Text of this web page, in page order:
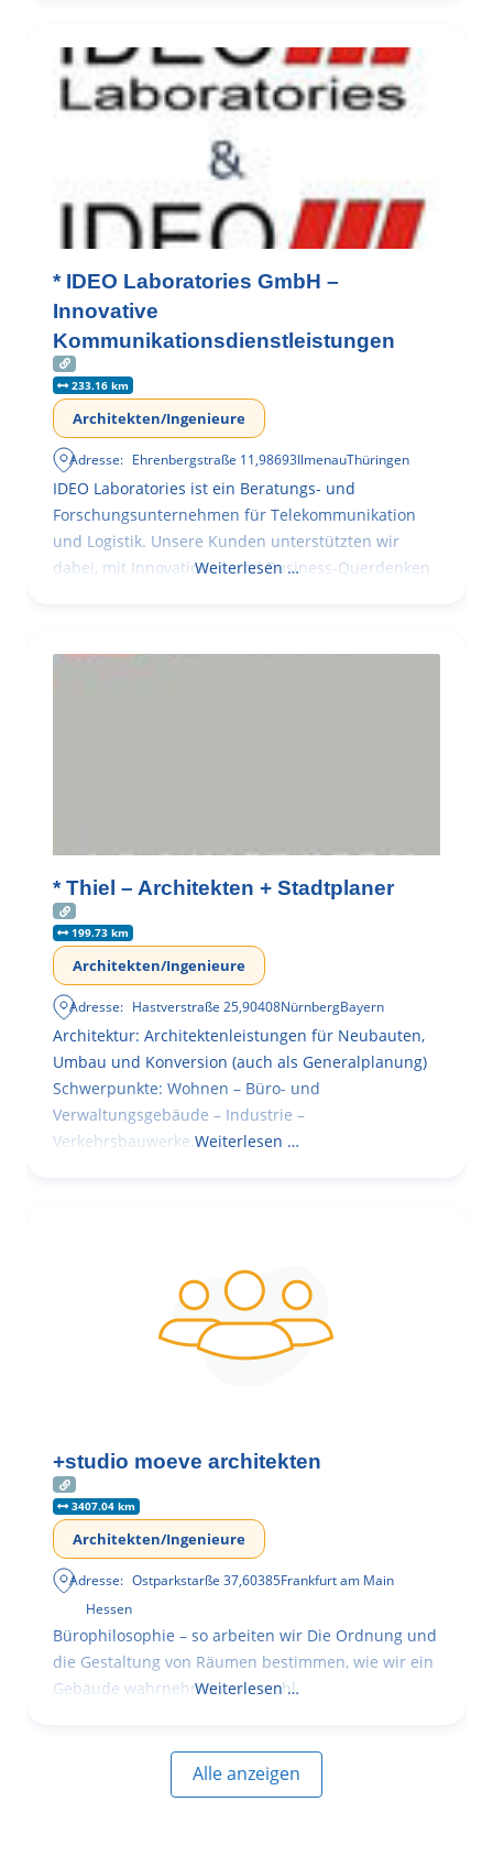
* IDEO Laboratories GmbH –
Innovative
Kommunikationsdienstleistungen
233.16 km
Architekten/Ingenieure
Adresse: Ehrenbergstraße 11,98693IlmenauThüringen
IDEO Laboratories ist ein Beratungs- und
Forschungsunternehmen für Telekommunikation
und Logistik. Unsere Kunden unterstützten wir
dabei, mit Innovationen und Business-Querdenken
Weiterlesen …
* Thiel – Architekten + Stadtplaner
199.73 km
Architekten/Ingenieure
Adresse: Hastverstraße 25,90408NürnbergBayern
Architektur: Architektenleistungen für Neubauten,
Umbau und Konversion (auch als Generalplanung)
Schwerpunkte: Wohnen – Büro- und
Verwaltungsgebäude – Industrie –
Verkehrsbauwerke. Weiterlesen …
+studio moeve architekten
3407.04 km
Architekten/Ingenieure
Adresse: Ostparkstarße 37,60385Frankfurt am Main
Hessen
Bürophilosophie – so arbeiten wir Die Ordnung und
die Gestaltung von Räumen bestimmen, wie wir ein
Gebäude wahrnehmen, wie wohl
Weiterlesen …
Alle anzeigen